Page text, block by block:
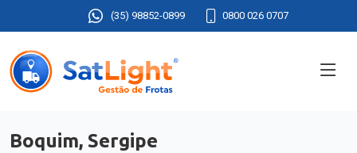
(35) 98852-0899 0800 026 0707
Boquim, Sergipe